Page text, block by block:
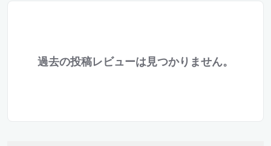
過去の投稿レビューは見つかりません。